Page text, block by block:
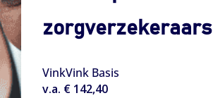
zorgverzekeraars
VinkVink Basis
v.a. € 142,40